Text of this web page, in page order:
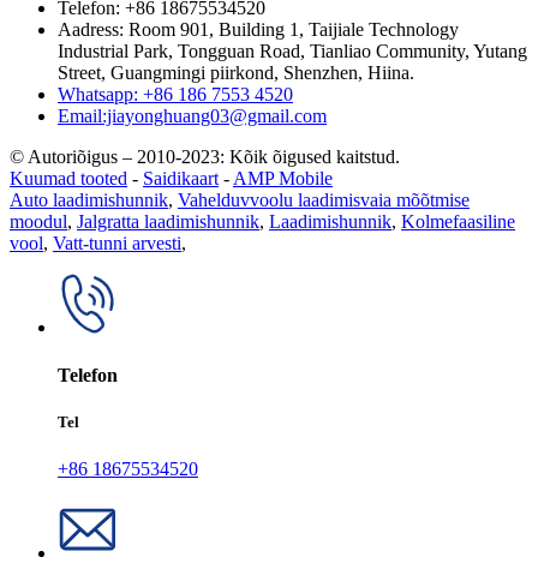
Telefon: +86 18675534520
Aadress: Room 901, Building 1, Taijiale Technology
Industrial Park, Tongguan Road, Tianliao Community, Yutang
Street, Guangmingi piirkond, Shenzhen, Hiina.
Whatsapp: +86 186 7553 4520
Email:jiayonghuang03@gmail.com
© Autoriõigus – 2010-2023: Kõik õigused kaitstud.
Kuumad tooted - Saidikaart - AMP Mobile
Auto laadimishunnik, Vahelduvvoolu laadimisvaia mõõtmise
moodul, Jalgratta laadimishunnik, Laadimishunnik, Kolmefaasiline
vool, Vatt-tunni arvesti,
Telefon
Tel
+86 18675534520